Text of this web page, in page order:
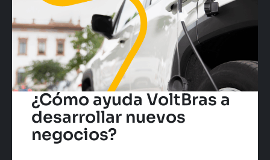
¿Cómo ayuda VoltBras a
desarrollar nuevos
negocios?